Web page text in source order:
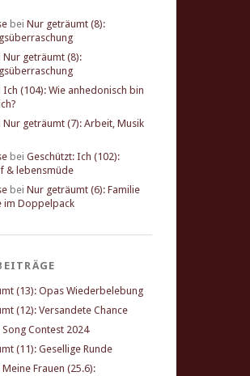
bei Nur geträumt (8):
Nur geträumt (8):
Ich (104): Wie anhedonisch bin
Nur geträumt (7): Arbeit, Musik
bei Geschützt: Ich (102):
& lebensmüde
bei Nur geträumt (6): Familie
im Doppelpack
(13): Opas Wiederbelebung
(12): Versandete Chance
Contest 2024
(11): Gesellige Runde
Frauen (25.6):